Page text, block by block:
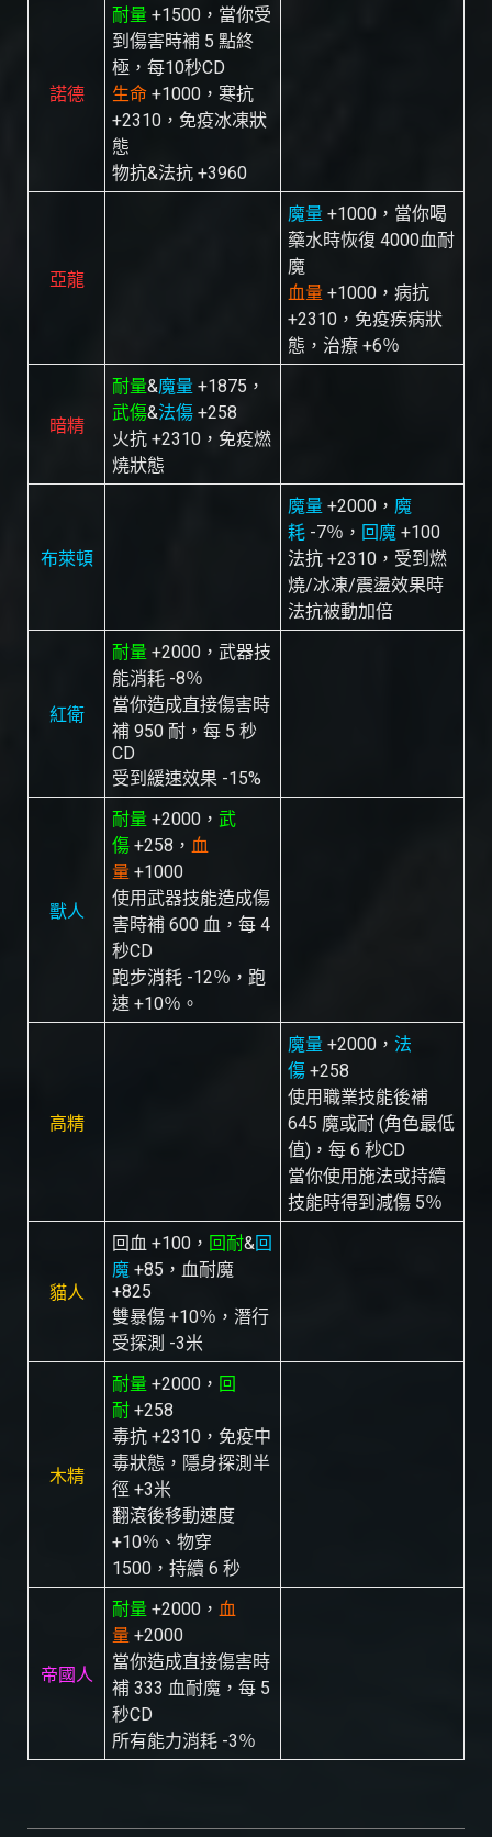
諾德
耐量 +1500，當你受
到傷害時補 5 點終
極，每10秒CD
生命 +1000，寒抗
+2310，免疫冰凍狀
態
物抗&法抗 +3960
亞龍
魔量 +1000，當你喝
藥水時恢復 4000血耐
魔
血量 +1000，病抗
+2310，免疫疾病狀
態，治療 +6％
暗精
耐量&魔量 +1875，
武傷&法傷 +258
火抗 +2310，免疫燃
燒狀態
布萊頓
魔量 +2000， 魔
耗 -7％， 回魔 +100
法抗 +2310，受到燃
燒/冰凍/震盪效果時
法抗被動加倍
紅衛
耐量 +2000，武器技
能消耗 -8％
當你造成直接傷害時
補 950 耐，每 5 秒
CD
受到緩速效果 -15%
獸人
耐量 +2000，武
傷 +258， 血
量 +1000
使用武器技能造成傷
害時補 600 血，每 4
秒CD
跑步消耗 -12％，跑
速 +10％。
高精
魔量 +2000， 法
傷 +258
使用職業技能後補
645 魔或耐 (角色最低
值)，每 6 秒CD
當你使用施法或持續
技能時得到減傷 5％
貓人
回血 +100， 回耐&回
魔 +85，血耐魔
+825
雙暴傷 +10％，潛行
受探測 -3米
木精
耐量 +2000， 回
耐 +258
毒抗 +2310，免疫中
毒狀態，隱身探測半
徑 +3米
翻滾後移動速度
+10％、物穿
1500，持續 6 秒
帝國人
耐量 +2000， 血
量 +2000
當你造成直接傷害時
補 333 血耐魔，每 5
秒CD
所有能力消耗 -3％